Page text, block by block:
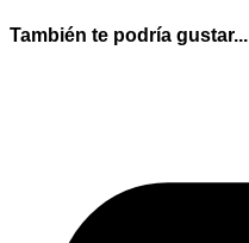
También te podría gustar...